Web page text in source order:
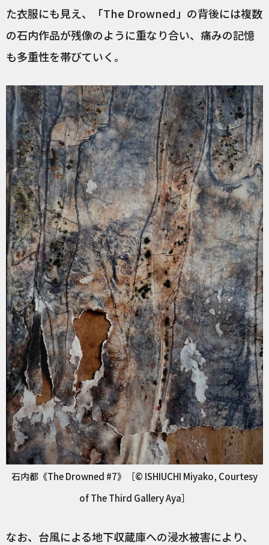
た衣服にも見え、「The Drowned」の背後には複数
の石内作品が残像のように重なり合い、痛みの記憶
も多重性を帯びていく。
石内都《The Drowned #7》［© ISHIUCHI Miyako, Courtesy
of The Third Gallery Aya］
なお、台風による地下収蔵庫への浸水被害により、